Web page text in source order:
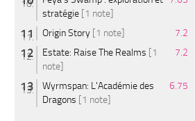
stratégie [1 note]
Origin Story [1 note]
7.2
Estate: Raise The Realms [1
note]
7.2
Wyrmspan: L'Académie des
Dragons [1 note]
6.75